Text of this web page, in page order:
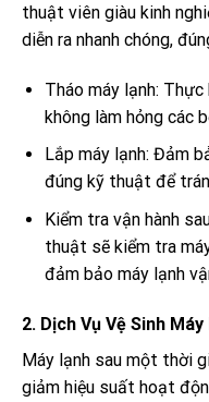
thuật viên giàu kinh
diễn ra nhanh chóng,
Tháo máy lạnh: Thực
không làm hỏng các
Lắp máy lạnh: Đảm
đúng kỹ thuật để
Kiểm tra vận hành
thuật sẽ kiểm tra
đảm bảo máy lạnh
2. Dịch Vụ Vệ Sinh Máy
Máy lạnh sau một thời
giảm hiệu suất hoạt